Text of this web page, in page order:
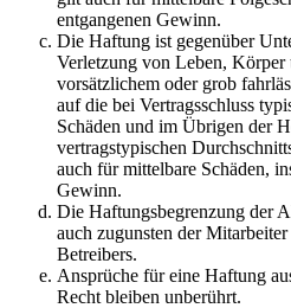
entgangenen Gewinn.
Die Haftung ist gegenüber
Verletzung von Leben, Körper
vorsätzlichem oder grob
auf die bei Vertragsschluss
Schäden und im Übrigen der
vertragstypischen
auch für mittelbare Schäden,
Gewinn.
Die Haftungsbegrenzung der
auch zugunsten der
Betreibers.
Ansprüche für eine Haftung
Recht bleiben unberührt.